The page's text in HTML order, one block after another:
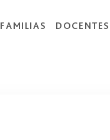
FAMILIAS DOCENTES